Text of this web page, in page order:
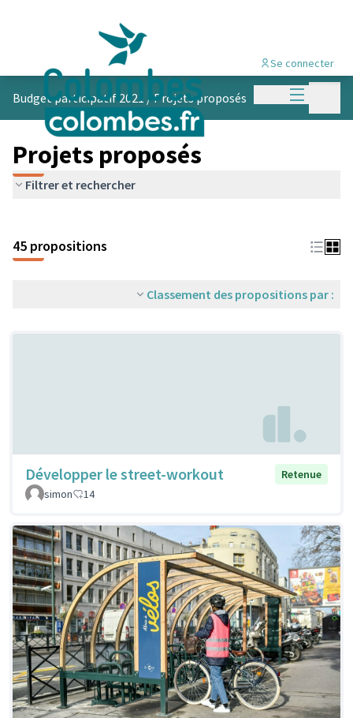
Menu
Se connecter
Budget participatif 2021 /Projets proposés
Projets proposés
Filtrer et rechercher
45 propositions
Classement des propositions par :
Développer le street-workout
Retenue
simon
14